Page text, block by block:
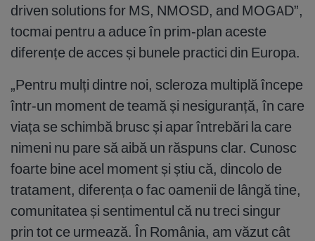
driven solutions for MS, NMOSD, and MOGAD”,
tocmai pentru a aduce în prim-plan aceste
diferențe de acces și bunele practici din Europa.
„Pentru mulți dintre noi, scleroza multiplă începe
într-un moment de teamă și nesiguranță, în care
viața se schimbă brusc și apar întrebări la care
nimeni nu pare să aibă un răspuns clar. Cunosc
foarte bine acel moment și știu că, dincolo de
tratament, diferența o fac oamenii de lângă tine,
comunitatea și sentimentul că nu treci singur
prin tot ce urmează. În România, am văzut cât